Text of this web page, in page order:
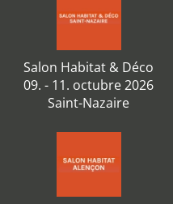
Salon Habitat & Déco
09. - 11. octubre 2026
Saint-Nazaire